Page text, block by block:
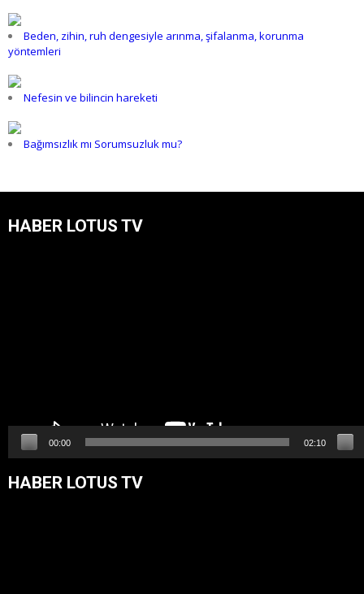
Beden, zihin, ruh dengesiyle arınma, şifalanma, korunma
yöntemleri
Nefesin ve bilincin hareketi
Bağımsızlık mı Sorumsuzluk mu?
HABER LOTUS TV
00:00 02:10
HABER LOTUS TV